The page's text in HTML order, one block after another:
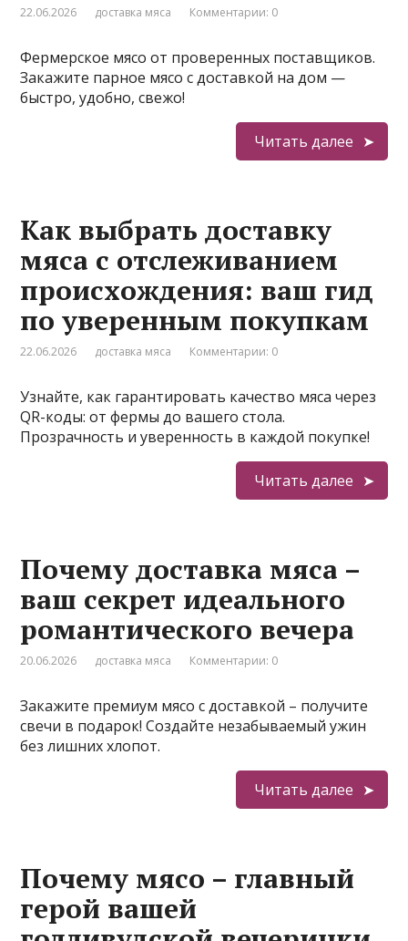
22.06.2026 доставка мяса Комментарии: 0
Фермерское мясо от проверенных поставщиков.
Закажите парное мясо с доставкой на дом —
быстро, удобно, свежо!
Читать далее
Как выбрать доставку
мяса с отслеживанием
происхождения: ваш гид
по уверенным покупкам
22.06.2026 доставка мяса Комментарии: 0
Узнайте, как гарантировать качество мяса через
QR-коды: от фермы до вашего стола.
Прозрачность и уверенность в каждой покупке!
Читать далее
Почему доставка мяса –
ваш секрет идеального
романтического вечера
20.06.2026 доставка мяса Комментарии: 0
Закажите премиум мясо с доставкой – получите
свечи в подарок! Создайте незабываемый ужин
без лишних хлопот.
Читать далее
Почему мясо – главный
герой вашей